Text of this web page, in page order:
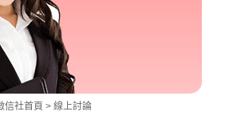
信社首頁 > 線上討論